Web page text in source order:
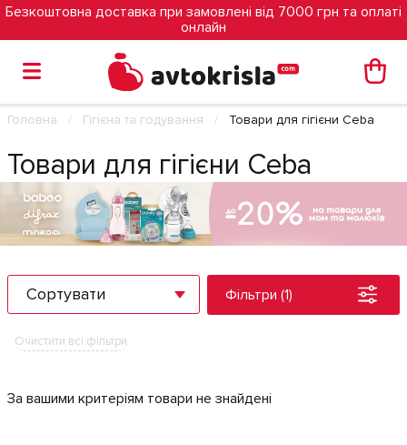
Безкоштовна доставка при замовлені від 7000 грн та оплаті
онлайн
Головна Гігієна та годування Товари для гігієни Ceba
Товари для гігієни Ceba
Сортувати Фільтри (1)
Очистити всі фільтри
За вашими критеріям товари не знайдені